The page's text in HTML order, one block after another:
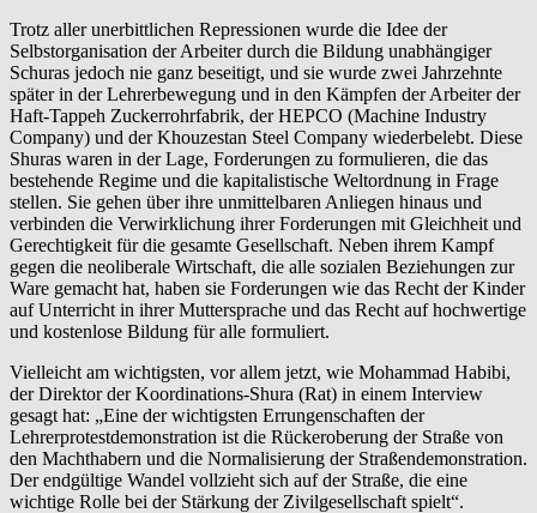
Trotz aller unerbittlichen Repressionen wurde die Idee der
Selbstorganisation der Arbeiter durch die Bildung unabhängiger
Schuras jedoch nie ganz beseitigt, und sie wurde zwei Jahrzehnte
später in der Lehrerbewegung und in den Kämpfen der Arbeiter der
Haft-Tappeh Zuckerrohrfabrik, der HEPCO (Machine Industry
Company) und der Khouzestan Steel Company wiederbelebt. Diese
Shuras waren in der Lage, Forderungen zu formulieren, die das
bestehende Regime und die kapitalistische Weltordnung in Frage
stellen. Sie gehen über ihre unmittelbaren Anliegen hinaus und
verbinden die Verwirklichung ihrer Forderungen mit Gleichheit und
Gerechtigkeit für die gesamte Gesellschaft. Neben ihrem Kampf
gegen die neoliberale Wirtschaft, die alle sozialen Beziehungen zur
Ware gemacht hat, haben sie Forderungen wie das Recht der Kinder
auf Unterricht in ihrer Muttersprache und das Recht auf hochwertige
und kostenlose Bildung für alle formuliert.
Vielleicht am wichtigsten, vor allem jetzt, wie Mohammad Habibi,
der Direktor der Koordinations-Shura (Rat) in einem Interview
gesagt hat: „Eine der wichtigsten Errungenschaften der
Lehrerprotestdemonstration ist die Rückeroberung der Straße von
den Machthabern und die Normalisierung der Straßendemonstration.
Der endgültige Wandel vollzieht sich auf der Straße, die eine
wichtige Rolle bei der Stärkung der Zivilgesellschaft spielt“.